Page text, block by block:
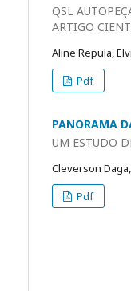
QSL
ARTIGO
Aline Repula,
Pdf
PANORAMA
UM ESTUDO
Cleverson
Pdf